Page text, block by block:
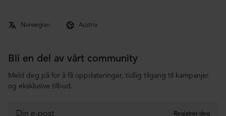
Kjøpsvilkår
Bli en del av vårt community
Meld deg på for å få oppdateringer, tidlig tilgang til kampanjer
og eksklusive tilbud.
Registrer deg